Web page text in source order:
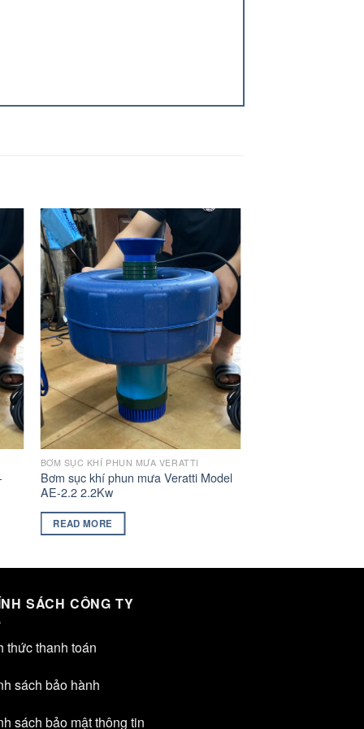
BƠM SỤC KHÍ PHUN MƯA VERATTI
Bơm sục khí phun mưa Veratti Model
AE-2.2 2.2Kw
READ MORE
SÁCH CÔNG TY
thức thanh toán
sách bảo hành
sách bảo mật thông tin